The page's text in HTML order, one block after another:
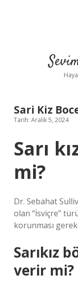
Sari Kiz
Tarih: Aralık 5, 2024
Sarı
mi?
Dr. Sebahat
olan “İsviçre”
korunması
Sarıkız
verir mi?